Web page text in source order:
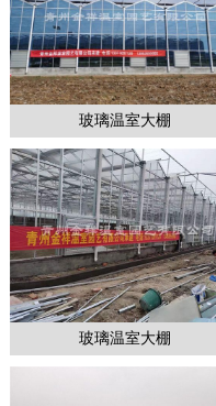
玻璃温室大棚
玻璃温室大棚